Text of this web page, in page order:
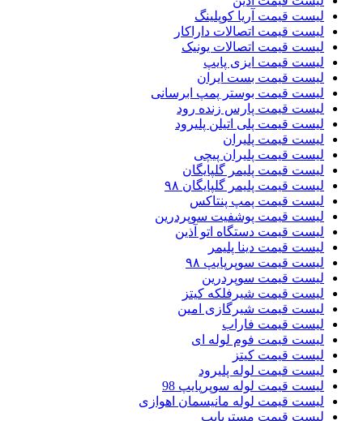
لیست قیمت آریا کوپلینگ
لیست قیمت اتصالات داراکار
لیست قیمت اتصالات یونیک
لیست قیمت ایزی پایپ
لیست قیمت بست ایران
لیست قیمت بوستر پمپ ابرسانی
لیست قیمت پارس زنده رود
لیست قیمت پلی اتیلن پلیرود
لیست قیمت پلیران
لیست قیمت پلیران پیچی
لیست قیمت پلیمر گلپایگان
لیست قیمت پلیمر گلپایگان ۹۸
لیست قیمت پمپ پنتاکس
لیست قیمت پوشفیت سوپردرین
لیست قیمت دستگاه اتو آذین
لیست قیمت دینا پلیمر
لیست قیمت سوپرپایپ ۹۸
لیست قیمت سوپردرین
لیست قیمت شیرفلکه کیتز
لیست قیمت شیرگازی امین
لیست قیمت فاراب
لیست قیمت فوم لوله ای
لیست قیمت کیتز
لیست قیمت لوله پلیرود
لیست قیمت لوله سوپرپایپ 98
لیست قیمت لوله مانیسمان اهوازی
لیست قیمت مسترپایپ